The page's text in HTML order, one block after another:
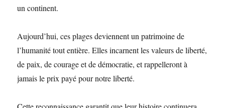
un continent.
Aujourd’hui, ces plages deviennent un patrimoine de
l’humanité tout entière. Elles incarnent les valeurs de liberté,
de paix, de courage et de démocratie, et rappelleront à
jamais le prix payé pour notre liberté.